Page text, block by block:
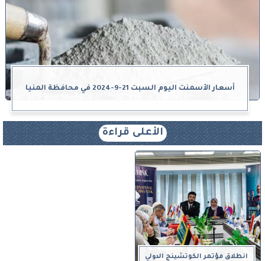
أسعار الأسمنت اليوم السبت 21-9-2024 في محافظة المنيا
الأعلى قراءة
انطلاق مؤتمر الكوتشينج الدولي